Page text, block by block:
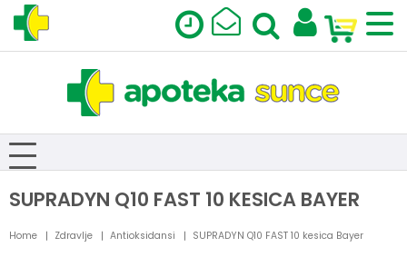
SUPRADYN Q10 FAST 10 KESICA BAYER
Home Zdravlje Antioksidansi SUPRADYN Q10 FAST 10 kesica Bayer